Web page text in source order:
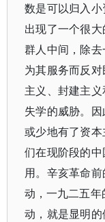
数是可以归入
出现了一个很
群人中间，除
为其服务而反
主义、封建主
失学的威胁。
或少地有了资
们在现阶段的
用。辛亥革命
动，一九二五年
动，就是显明